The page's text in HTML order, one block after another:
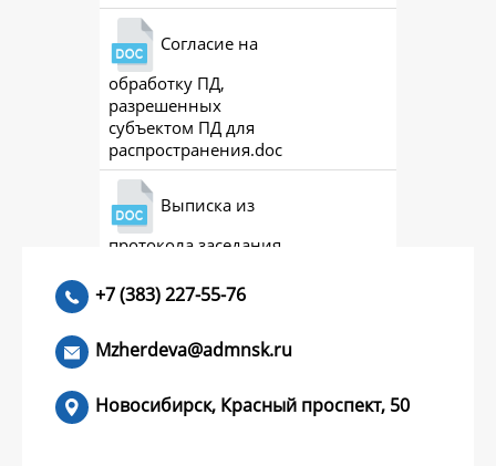
Согласие на
обработку ПД,
разрешенных
субъектом ПД для
распространения.doc
Выписка из
протокола заседания
+7 (383) 227-55-76
Mzherdeva@admnsk.ru
Новосибирск, Красный проспект, 50